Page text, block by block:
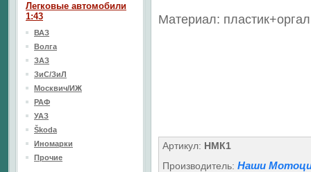
Материал:
Артикул: НМК1
Производитель: Наши
Легковые автомобили
1:43
ВАЗ
Волга
ЗАЗ
ЗиС/ЗиЛ
Москвич/ИЖ
РАФ
УАЗ
Škoda
Иномарки
Прочие